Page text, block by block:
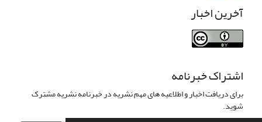
آخرین اخبار
اشتراک خبرنامه
برای دریافت اخبار و اطلاعیه های مهم نشریه در خبرنامه نشریه مشترک
شوید.